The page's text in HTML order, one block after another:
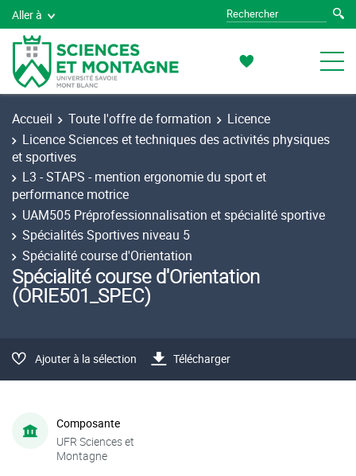
Aller à
Accueil Toute l'offre de formation
Licence
Licence Sciences et techniques des activités physiques
et sportives
L3 - STAPS - mention ergonomie du sport et
performance motrice
UAM505 Préprofessionnalisation et spécialité sportive
Spécialités Sportives niveau 5
Spécialité course d'Orientation
Spécialité course d'Orientation
(ORIE501_SPEC)
Ajouter à la sélection Télécharger
Composante
UFR Sciences et
Montagne